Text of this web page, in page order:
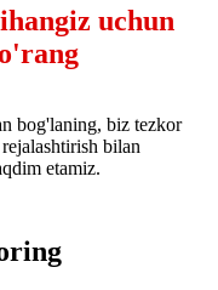
uchun
bog'laning, biz tezkor
bilan
etamiz.